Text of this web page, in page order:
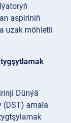
aspiriniň
uzak möhletli
Dünýä
(DST) amala